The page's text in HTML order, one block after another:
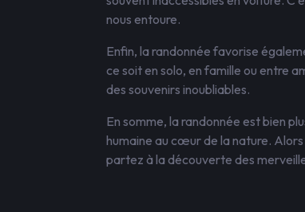
nous entoure.
Enfin, la randonnée favorise
ce soit en solo, en famille ou entre
des souvenirs inoubliables.
En somme, la randonnée est bien
humaine au cœur de la nature.
partez à la découverte des